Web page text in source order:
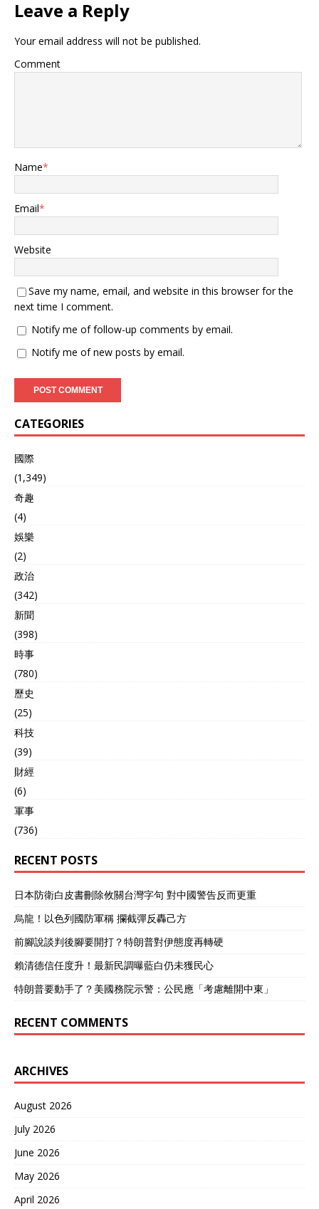
到三小时就草草收场，也没
签什么正经协议，但对特朗
生涯的“高光时刻”。他跟普
京坐在一起，全世界的闪光
灯都对着他，这种感觉让他
解决不了的？ 在他看来，他
已经成功地向世界展示了他
作为一个“交易大师”的形
象。所以，他紧接着就对中
国喊话，想把这个“成功经
验”复制过来。他可能觉得，
既然普京愿意在乌克兰问题
上跟他谈条件，那中国也应
该在台湾问题上给他个面
子。这是典型的路径依赖，
也是一种极度的自我膨胀。
其次，特朗普这是在“先声夺
局势，主动权已经牢牢掌握
在了我们手里。 赖清德越是
这么蹦跶，我们解放军的军
机军舰在台海周边的活动就
越是频繁，越是贴近实战。
从“联合利剑”系列演习开
始，所谓的“海峡中线”早没
了，我们的军舰战机已经
这种压力，美国人是能实实
在在感受到的。 五角大楼的
轮，结果呢？美国战略与国
际研究中在2024年底发布的
一份报告就说得很直白：如
果在台海与解放军发生冲
突，美军最好的结果也是“惨
胜”，会损失掉至少两个航母
战斗群和数百架战机。这种
代价，是任何一个美国总统
都承受不起的。 特朗普是个
商人，最会算账。打一场可
皮的战争，对他来说是天底
下最亏本的买卖。他更喜欢
打贸易战，那种不见硝烟，
却能实实在在往自己口袋里
捞钱的“战争”。所以，他打
心底里不想因为台湾问题，
跟中国真的擦枪走火。 那怎
么办？眼看着赖清德这个“麻
烦制造者”不断在悬崖边上试
探，大陆这边的反制力度也
实战了，他这个美国总统是
管还是不管？管，就可能把
得他太软弱，国内的鹰派也
不会放过他。 所以他想出了
这么一招，直接朝我们喊
话，让我们“冷静”三年。他
的算盘是：我既能向岛内展
现“你看，我能罩着你”，又
能向大陆展现“你看，我能管
住‘台独’，你们也别激动”，
同时还能向国内选民吹嘘“我
一句话就稳住了台海局势，
避免了一场世界大战”。一箭
三雕，里子面子都有了，这
很“特朗普”。 他想用这种方
现统一的进程“上锁”。 但问
题是，他算错了一笔最大的
账：他低估了中国人民实现
国家统一的决心和意志。 回
顾历史，从1950年的朝鲜战
我们的决心。当时麦克阿瑟
也觉得，刚成立的新中国，
百废待兴，绝对不敢跟联合
国军叫板。结果呢？我们雄
Leave a Reply
Your email address will not be published.
Comment
Name*
Email*
Website
Save my name, email, and website in this browser for the
next time I comment.
Notify me of follow-up comments by email.
Notify me of new posts by email.
CATEGORIES
國際
(1,349)
奇趣
(4)
娛樂
(2)
政治
(342)
新聞
(398)
時事
(780)
歷史
(25)
科技
(39)
財經
(6)
軍事
(736)
RECENT POSTS
日本防衛白皮書刪除攸關台灣字句 對中國警告反而更重
烏龍！以色列國防軍稱 攔截彈反轟己方
前腳說談判後腳要開打？特朗普對伊態度再轉硬
賴清德信任度升！最新民調曝藍白仍未獲民心
特朗普要動手了？美國務院示警：公民應「考慮離開中東」
RECENT COMMENTS
ARCHIVES
August 2026
July 2026
June 2026
May 2026
April 2026